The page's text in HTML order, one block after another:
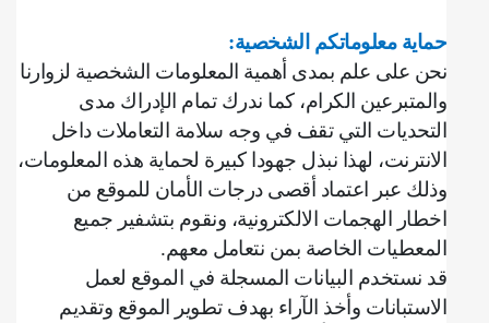
حماية معلوماتكم الشخصية:
نحن على علم بمدى أهمية المعلومات الشخصية لزوارنا
والمتبرعين الكرام، كما ندرك تمام الإدراك مدى
التحديات التي تقف في وجه سلامة التعاملات داخل
الانترنت، لهذا نبذل جهودا كبيرة لحماية هذه المعلومات،
وذلك عبر اعتماد أقصى درجات الأمان للموقع من
اخطار الهجمات الالكترونية، ونقوم بتشفير جميع
المعطيات الخاصة بمن نتعامل معهم.
قد نستخدم البيانات المسجلة في الموقع لعمل
الاستبانات وأخذ الآراء بهدف تطوير الموقع وتقديم